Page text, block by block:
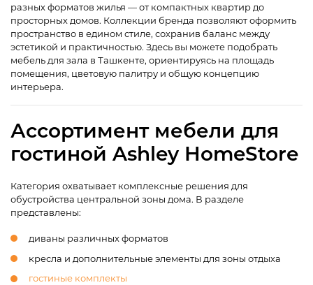
разных форматов жилья — от компактных квартир до
просторных домов. Коллекции бренда позволяют оформить
пространство в едином стиле, сохранив баланс между
эстетикой и практичностью. Здесь вы можете подобрать
мебель для зала в Ташкенте, ориентируясь на площадь
помещения, цветовую палитру и общую концепцию
интерьера.
Ассортимент мебели для
гостиной Ashley HomeStore
Категория охватывает комплексные решения для
обустройства центральной зоны дома. В разделе
представлены:
диваны различных форматов
кресла и дополнительные элементы для зоны отдыха
гостиные комплекты